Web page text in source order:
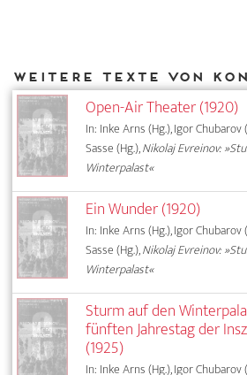
Open-Air Theater (1920)
In: Inke Arns (Hg.), Igor Chubarov
Sasse (Hg.),Nikolaj Evreinov:
Winterpalast«
Ein Wunder (1920)
In: Inke Arns (Hg.), Igor Chubarov
Sasse (Hg.),Nikolaj Evreinov:
Winterpalast«
Sturm auf den
fünften Jahrestag der
(1925)
In: Inke Arns (Hg.), Igor Chubarov